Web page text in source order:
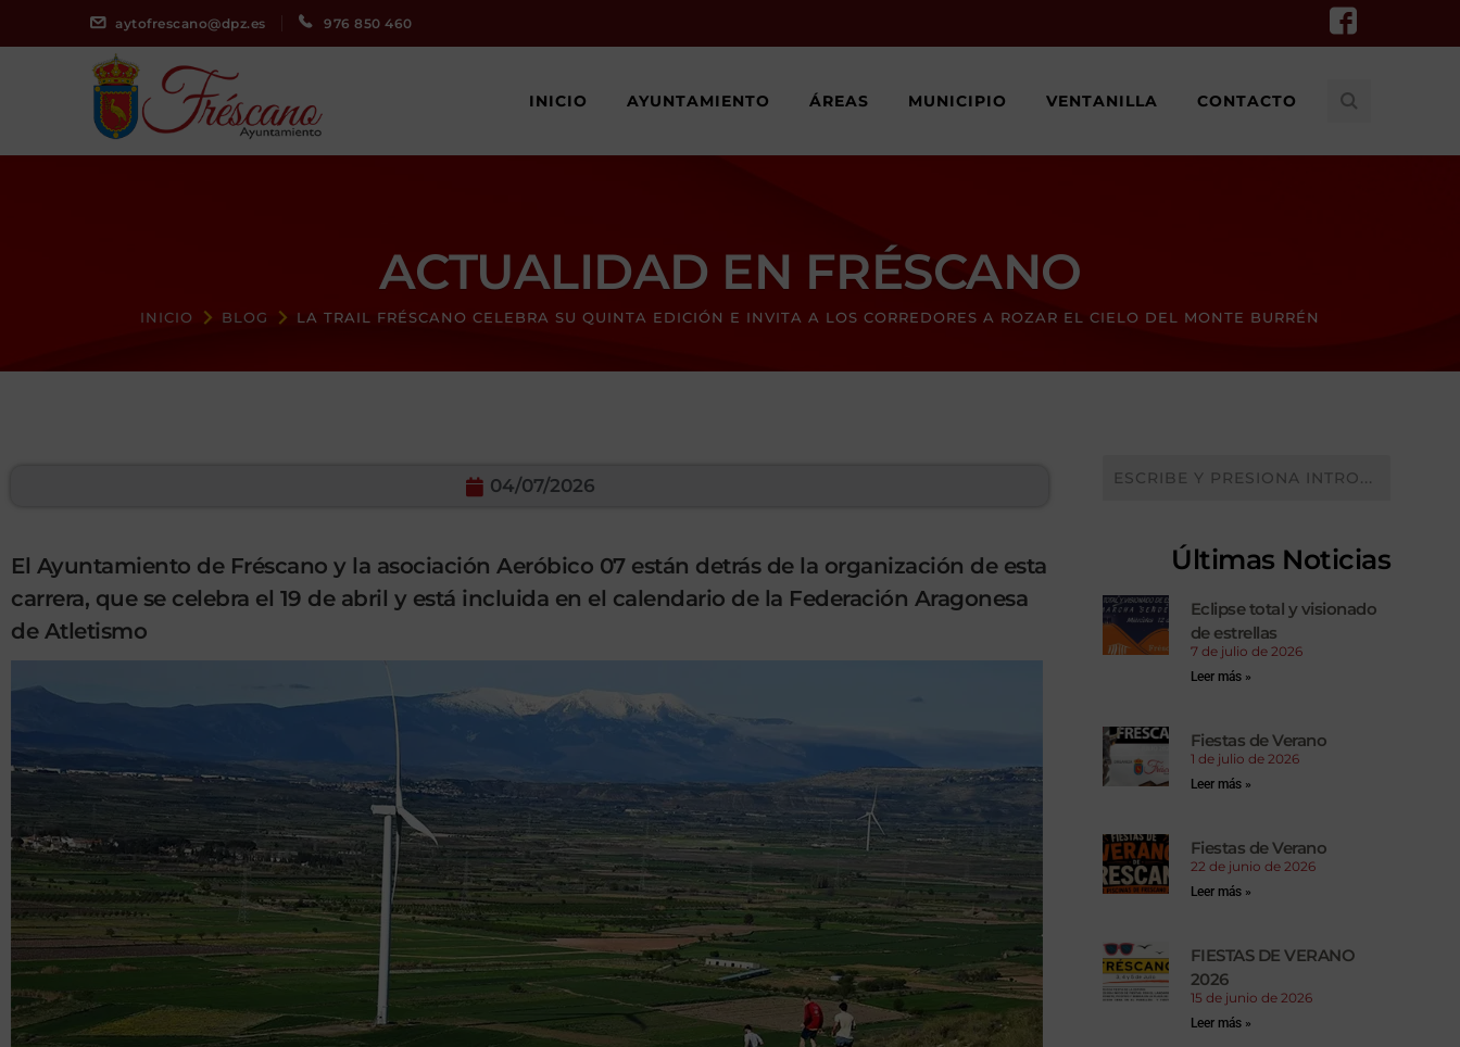
aytofrescano@dpz.es 976 850 460
INICIO AYUNTAMIENTO ÁREAS MUNICIPIO VENTANILLA CONTACTO
ACTUALIDAD EN FRÉSCANO
INICIO BLOG LA TRAIL FRÉSCANO CELEBRA SU QUINTA EDICIÓN E INVITA A LOS CORREDORES A ROZAR EL CIELO DEL MONTE BURRÉN
04/07/2026
El Ayuntamiento de Fréscano y la asociación Aeróbico 07 están detrás de la organización de esta
carrera, que se celebra el 19 de abril y está incluida en el calendario de la Federación Aragonesa
de Atletismo
Últimas Noticias
Eclipse total y visionado
de estrellas
7 de julio de 2026
Leer más »
Fiestas de Verano
1 de julio de 2026
Leer más »
Fiestas de Verano
22 de junio de 2026
Leer más »
FIESTAS DE VERANO
2026
15 de junio de 2026
Leer más »